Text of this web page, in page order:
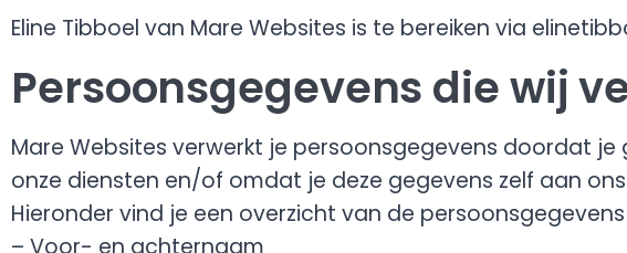
Eline Tibboel van Mare Websites is te bereiken via
Persoonsgegevens die wij
Mare Websites verwerkt je persoonsgegevens doordat je
onze diensten en/of omdat je deze gegevens zelf aan
Hieronder vind je een overzicht van de
– Voor- en achternaam